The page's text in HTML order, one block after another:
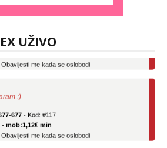
UŽIVO
677 - Kod: #136
- mob:1,12€ min
:)
- mob:1,12€ min
Obavijesti me kada se oslobodi